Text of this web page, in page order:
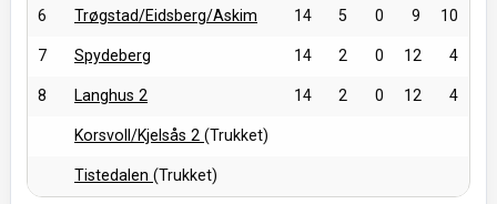
6 Trøgstad/Eidsberg/Askim 14 5 0 9 10
7 Spydeberg 14 2 0 12 4
8 Langhus 2 14 2 0 12 4
Korsvoll/Kjelsås 2(Trukket)
Tistedalen(Trukket)